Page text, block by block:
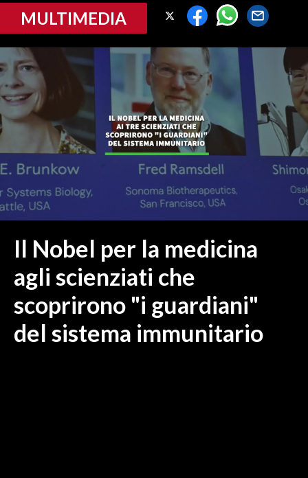
CRONACA SARDEGNA
PROVINCIA DI CAGLIARI
SULCIS IGLESIENTE
MEDIO CAMPIDANO
ORISTANO E PROVINCIA
SASSARI E PROVINCIA
GALLURA
NUORO E PROVINCIA
OGLIASTRA
ITALIA
MONDO
POLITICA
MULTIMEDIA
Il Nobel per la medicina
agli scienziati che
scoprirono "i guardiani"
del sistema immunitario